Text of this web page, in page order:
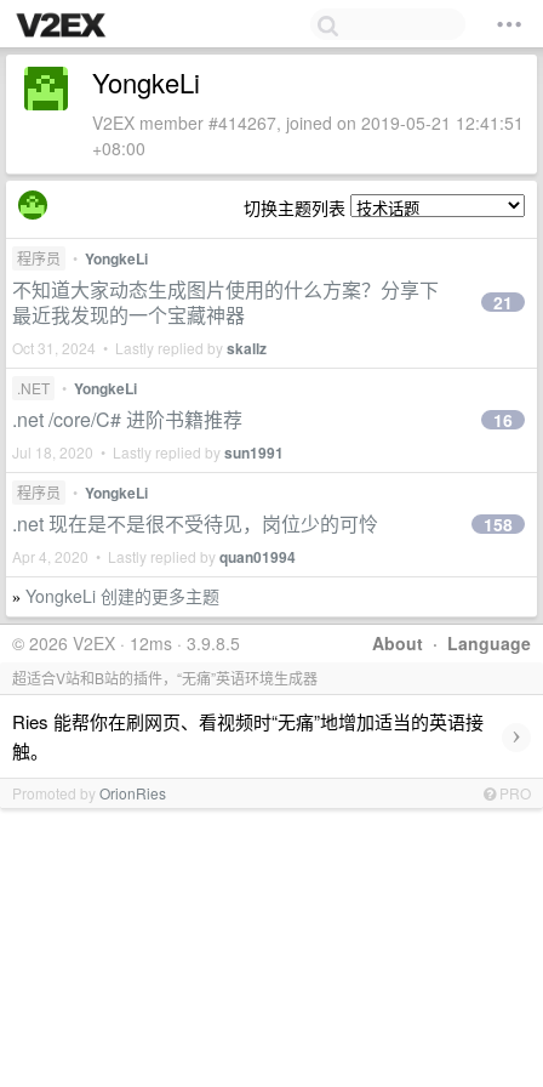
YongkeLi
V2EX member #414267, joined on 2019-05-21 12:41:51
+08:00
切换主题列表
程序员 • YongkeLi
不知道大家动态生成图片使用的什么方案？分享下
最近我发现的一个宝藏神器
Oct 31, 2024 • Lastly replied byskallz
21
.NET • YongkeLi
.net /core/C# 进阶书籍推荐
Jul 18, 2020 • Lastly replied bysun1991
16
程序员 • YongkeLi
.net 现在是不是很不受待见，岗位少的可怜
Apr 4, 2020 • Lastly replied byquan01994
158
» YongkeLi 创建的更多主题
About · Language
© 2026 V2EX · 12ms · 3.9.8.5
超适合V站和B站的插件，“无痛”英语环境生成器
Ries 能帮你在刷网页、看视频时“无痛”地增加适当的英语接
触。
›
Promoted byOrionRies PRO